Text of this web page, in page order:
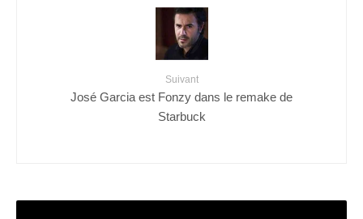
Suivant
José Garcia est Fonzy dans le remake de
Starbuck